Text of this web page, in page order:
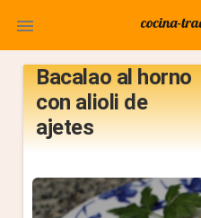

Bacalao al horno
con alioli de
ajetes